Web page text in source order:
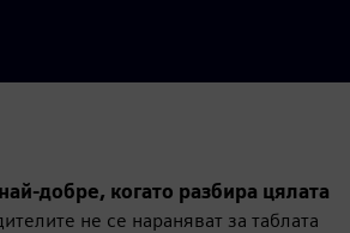
добре, когато разбира цялата
не се нараняват за таблата